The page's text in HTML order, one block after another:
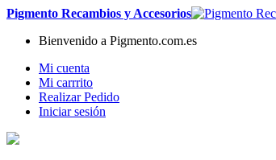
Pigmento Recambios y Accesorios
Bienvenido a Pigmento.com.es
Mi cuenta
Mi carrrito
Realizar Pedido
Iniciar sesión